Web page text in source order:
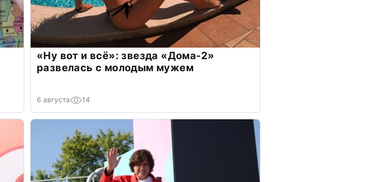
«Ну вот и всё»: звезда «Дома-2»
развелась с молодым мужем
6 августа 14